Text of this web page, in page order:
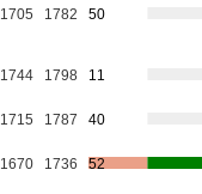
1705 1782 50
1744 1798 11
1715 1787 40
1670 1736 52